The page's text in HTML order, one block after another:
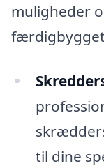
muligheder
til dine